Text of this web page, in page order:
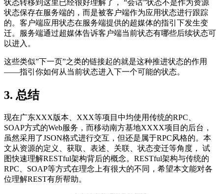
状态转移到这里已经很好理解了， “会话”状态不是作为资源
状态保存在服务端的，而是被客户端作为应用状态进行跟踪
的。客户端应用状态在服务端提供的超媒体的指引下发生变
迁。服务端通过超媒体告诉客户端当前状态有哪些后续状态可
以进入。
这些类似”下一页”之类的链接起的就是这种推进状态的作用
——指引你如何从当前状态进入下一个可能的状态。
3. 总结
现在广东XXX版本、XXX等项目中均使用传统的RPC、
SOAP方式的Web服务，而移动南方基地XXXX项目的后台，
虽然采用了JSON格式进行交互，但还是属于RPC风格的。本
文从资源的定义、获取、表述、关联、状态变迁等角度， 试
图快速理解RESTful架构背后的概念。RESTful架构与传统的
RPC、SOAP等方式在理念上有很大的不同，希望本文能对各
位理解REST有所帮助。